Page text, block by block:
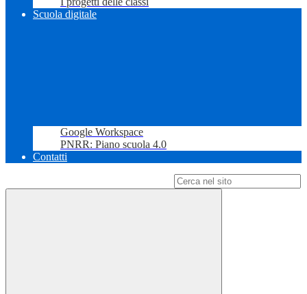
Scuola digitale
Google Workspace
PNRR: Piano scuola 4.0
Contatti